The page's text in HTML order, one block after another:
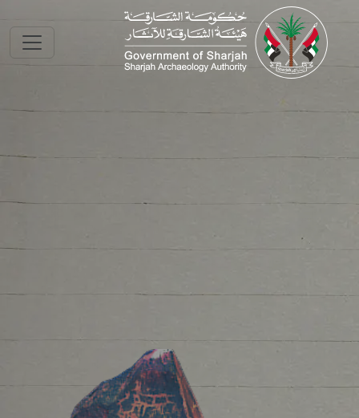
Skip to main